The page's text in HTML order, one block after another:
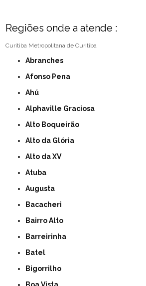
Regiões onde a atende :
Curitiba Metropolitana de Curitiba
Abranches
Afonso Pena
Ahú
Alphaville Graciosa
Alto Boqueirão
Alto da Glória
Alto da XV
Atuba
Augusta
Bacacheri
Bairro Alto
Barreirinha
Batel
Bigorrilho